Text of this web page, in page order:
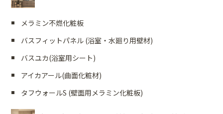
メラミン不燃化粧板
バスフィットパネル (浴室・水廻り用壁材)
バスユカ(浴室用シート)
アイカアール(曲面化粧材)
タフウォールS (壁面用メラミン化粧板)